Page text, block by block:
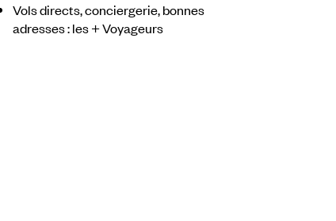
Vols directs, conciergerie, bonnes
adresses : les + Voyageurs